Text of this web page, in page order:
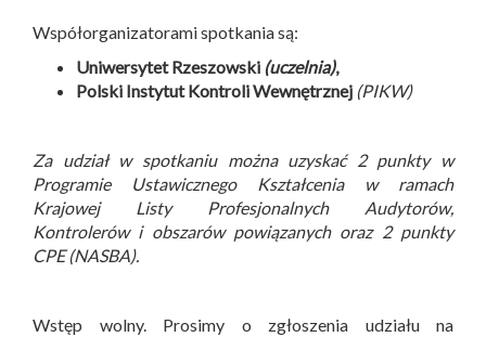
Współorganizatorami spotkania są:
Uniwersytet Rzeszowski (uczelnia),
Polski Instytut Kontroli Wewnętrznej (PIKW)
Za udział w spotkaniu można uzyskać 2 punkty w
Programie Ustawicznego Kształcenia w ramach
Krajowej Listy Profesjonalnych Audytorów,
Kontrolerów i obszarów powiązanych oraz 2 punkty
CPE (NASBA).
Wstęp wolny. Prosimy o zgłoszenia udziału na